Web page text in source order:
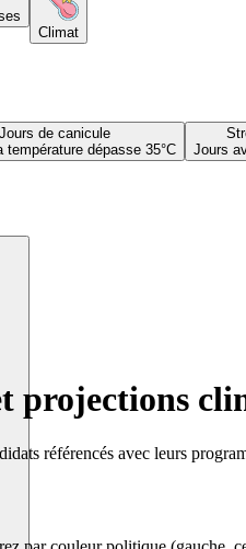
Climat
Jours de canicule
température dépasse 35°C
Jours
projections
référencés avec leurs